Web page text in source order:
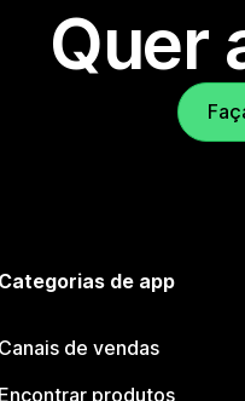
Quer
Categorias de app
Canais de vendas
Encontrar produtos